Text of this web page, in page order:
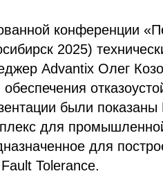
конференции
2025)
Advantix Олег
были
для
для
Tolerance.